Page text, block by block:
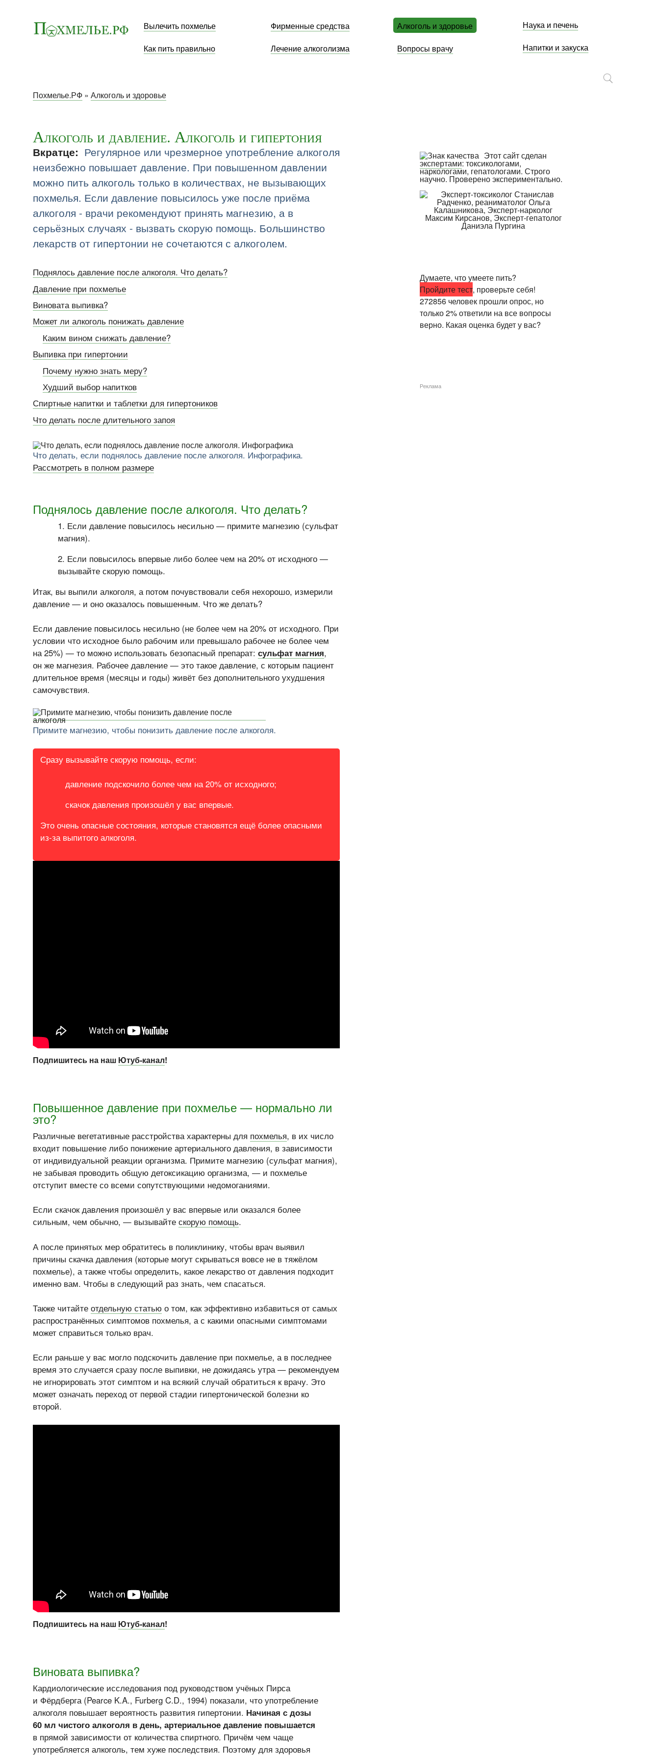
Вылечить похмелье Фирменные средства Алкоголь и здоровье Наука и печень
Как пить правильно Лечение алкоголизма Вопросы врачу Напитки и закуска
Похмелье.РФ » Алкоголь и здоровье
Алкоголь и давление. Алкоголь и гипертония
Вкратце: Регулярное или чрезмерное употребление алкоголя
неизбежно повышает давление. При повышенном давлении
можно пить алкоголь только в количествах, не вызывающих
похмелья. Если давление повысилось уже после приёма
алкоголя - врачи рекомендуют принять магнезию, а в
серьёзных случаях - вызвать скорую помощь. Большинство
лекарств от гипертонии не сочетаются с алкоголем.
Поднялось давление после алкоголя. Что делать?
Давление при похмелье
Виновата выпивка?
Может ли алкоголь понижать давление
Каким вином снижать давление?
Выпивка при гипертонии
Почему нужно знать меру?
Худший выбор напитков
Спиртные напитки и таблетки для гипертоников
Что делать после длительного запоя
Что делать, если поднялось давление после алкоголя. Инфографика.
Рассмотреть в полном размере
Поднялось давление после алкоголя. Что делать?
Если давление повысилось несильно — примите магнезию (сульфат
магния).
Если повысилось впервые либо более чем на 20% от исходного —
вызывайте скорую помощь.
Итак, вы выпили алкоголя, а потом почувствовали себя нехорошо, измерили
давление — и оно оказалось повышенным. Что же делать?
Если давление повысилось несильно (не более чем на 20% от исходного. При
условии что исходное было рабочим или превышало рабочее не более чем
на 25%) — то можно использовать безопасный препарат:сульфат магния,
он же магнезия. Рабочее давление — это такое давление, с которым пациент
длительное время (месяцы и годы) живёт без дополнительного ухудшения
самочувствия.
Примите магнезию, чтобы понизить давление после алкоголя.
Сразу вызывайте скорую помощь, если:
давление подскочило более чем на 20% от исходного;
скачок давления произошёл у вас впервые.
Это очень опасные состояния, которые становятся ещё более опасными
из-завыпитого алкоголя.
Подпишитесь на наш Ютуб-канал!
Повышенное давление при похмелье — нормально ли
это?
Различные вегетативные расстройства характерны для похмелья, в их число
входит повышение либо понижение артериального давления, в зависимости
от индивидуальной реакции организма. Примите магнезию (сульфат магния),
не забывая проводить общую детоксикацию организма, — и похмелье
отступит вместе со всеми сопутствующими недомоганиями.
Если скачок давления произошёл у вас впервые или оказался более
сильным, чем обычно, — вызывайтескорую помощь.
А после принятых мер обратитесь в поликлинику, чтобы врач выявил
причины скачка давления (которые могут скрываться вовсе не в тяжёлом
похмелье), а также чтобы определить, какое лекарство от давления подходит
именно вам. Чтобы в следующий раз знать, чем спасаться.
Также читайтеотдельную статью о том, как эффективно избавиться от самых
распространённых симптомов похмелья, а с какими опасными симптомами
может справиться только врач.
Если раньше у вас могло подскочить давление при похмелье, а в последнее
время это случается сразу после выпивки, не дожидаясь утра — рекомендуем
не игнорировать этот симптом и на всякий случай обратиться к врачу. Это
может означать переход от первой стадии гипертонической болезни ко
второй.
Подпишитесь на наш Ютуб-канал!
Виновата выпивка?
Кардиологические исследования под руководством учёных Пирса
и Фёрдберга (Pearce K.A., Furberg C.D., 1994) показали, что употребление
алкоголя повышает вероятность развития гипертонии. Начиная с дозы
60 мл чистого алкоголя в день, артериальное давление повышается
в прямой зависимости от количества спиртного. Причём чем чаще
употребляется алкоголь, тем хуже последствия. Поэтому для здоровья
Этот сайт сделан
экспертами: токсикологами,
наркологами, гепатологами. Строго
научно. Проверено экспериментально.
Думаете, что умеете пить?
Пройдите тест, проверьте себя!
272856 человек прошли опрос, но
только 2% ответили на все вопросы
верно. Какая оценка будет у вас?
Реклама